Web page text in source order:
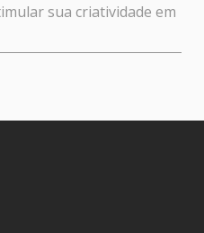
sua criatividade em